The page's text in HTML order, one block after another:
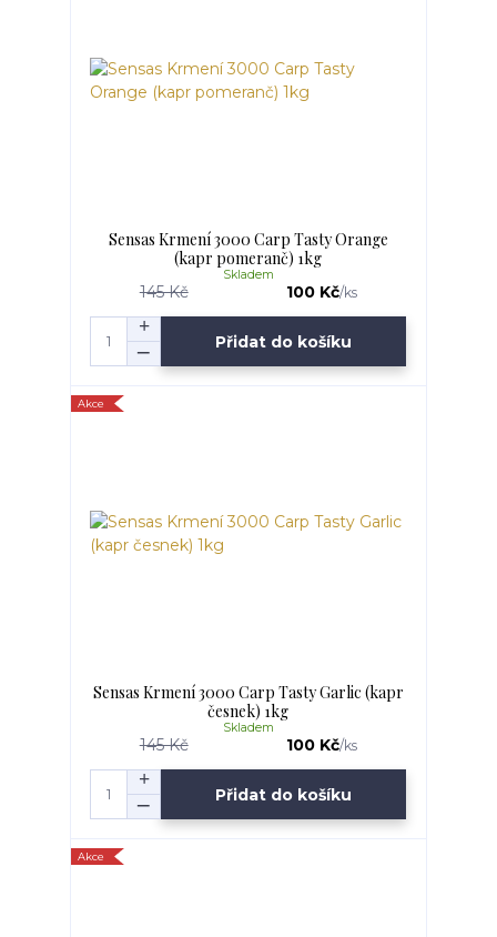
Sensas Krmení 3000 Carp Tasty Orange
(kapr pomeranč) 1kg
145 Kč 100 Kč/ks
Skladem
Přidat do košíku
Akce
Sensas Krmení 3000 Carp Tasty Garlic (kapr
česnek) 1kg
145 Kč 100 Kč/ks
Skladem
Přidat do košíku
Akce